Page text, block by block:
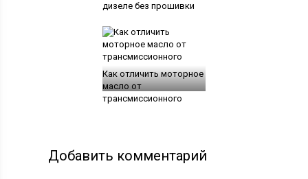
дизеле без прошивки
Как отличить моторное
масло от
трансмиссионного
Добавить комментарий